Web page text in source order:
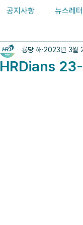
공지사항 뉴스레터
HRDians
룡당 해 2023년 3월